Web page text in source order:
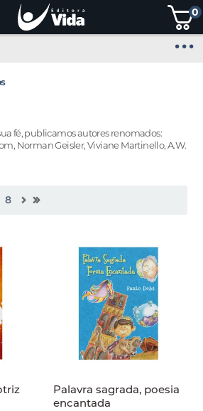
0
fé, publicamos autores renomados:
Norman Geisler, Viviane Martinello, A.W.
8
Palavra sagrada, poesia
encantada